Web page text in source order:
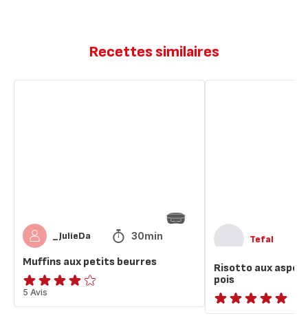
Recettes similaires
_JulieDa 30min
Muffins aux petits beurres
Avis
4
5 Avis
Tefal
Risotto aux
pois
ratings.NaN